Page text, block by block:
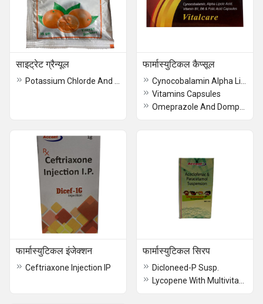
साइट्रेट ग्रैन्यूल फार्मास्युटिकल कैप्सूल
Vitamins Capsules
फार्मास्युटिकल इंजेक्शन
Ceftriaxone Injection IP
फार्मास्युटिकल सिरप
Dicloneed-P Susp.